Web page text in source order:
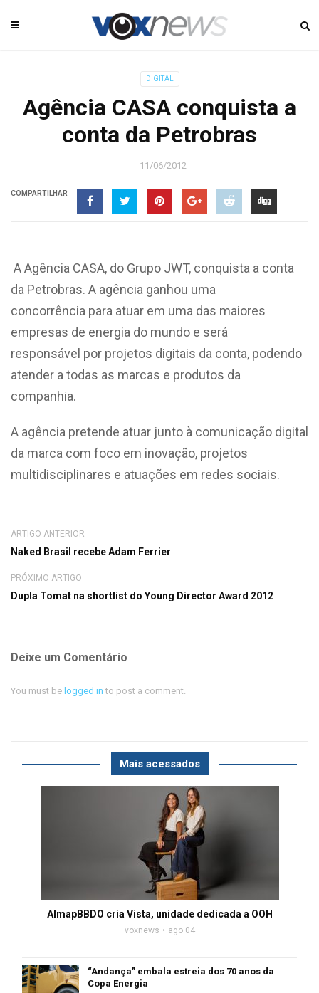
DIGITAL
Agência CASA conquista a
conta da Petrobras
11/06/2012
COMPARTILHAR
A Agência CASA, do Grupo JWT, conquista a conta
da Petrobras. A agência ganhou uma
concorrência para atuar em uma das maiores
empresas de energia do mundo e será
responsável por projetos digitais da conta, podendo
atender a todas as marcas e produtos da
companhia.
A agência pretende atuar junto à comunicação digital
da marca com foco em inovação, projetos
multidisciplinares e atuações em redes sociais.
ARTIGO ANTERIOR
Naked Brasil recebe Adam Ferrier
PRÓXIMO ARTIGO
Dupla Tomat na shortlist do Young Director Award 2012
Deixe um Comentário
You must be logged in to post a comment.
Mais acessados
AlmapBBDO cria Vista, unidade dedicada a OOH
voxnews ago 04
“Andança” embala estreia dos 70 anos da
Copa Energia